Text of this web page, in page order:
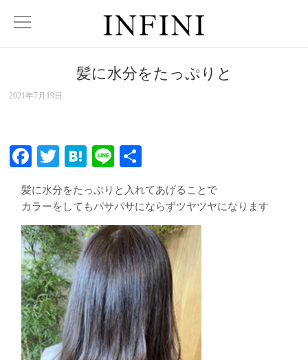
髪に水分をたっぷりと
2021年7月19日
Facebook
TwitterHatena
Line
髪に水分をたっぷりと入れてあげることで
カラーをしてもパサパサにならずツヤツヤになります